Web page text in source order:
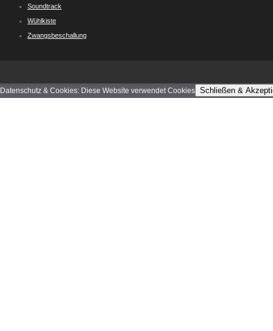
Soundtrack
Wühlkiste
Zwangsbeschallung
Datenschutz & Cookies: Diese Website verwendet Cookies Schließen &